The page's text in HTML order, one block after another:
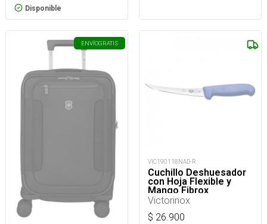
Disponible
ENVÍOGRATIS
VIC190118NAD-R
Cuchillo Deshuesador
con Hoja Flexible y
Mango Fibrox
Victorinox
$ 26.900